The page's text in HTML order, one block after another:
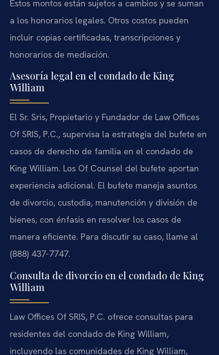
Estos montos están sujetos a cambios y se suman
a los honorarios legales. Otros costos pueden
incluir copias certificadas, transcripciones y
honorarios de mediación.
Asesoría legal en el condado de King
William
El Sr. Sris, Propietario y Fundador de Law Offices
Of SRIS, P.C., supervisa la estrategia del bufete en
casos de derecho de familia en el condado de
King William. Los Of Counsel del bufete aportan
experiencia adicional. El bufete maneja asuntos
de divorcio, custodia, manutención y división de
bienes, con énfasis en resolver los casos de
manera eficiente. Para discutir su caso, llame al
(888) 437-7747.
Consulta de divorcio en el condado de King
William
Law Offices Of SRIS, P.C. ofrece consultas para
residentes del condado de King William,
incluyendo las comunidades de King William,